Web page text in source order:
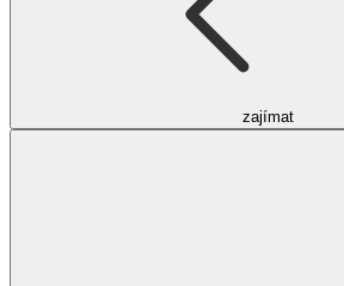
zajímat